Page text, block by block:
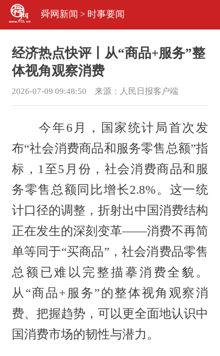
舜网新闻 > 时事要闻
经济热点快评丨从“商品+服务”整
体视角观察消费
2026-07-09 09:48:50 来源： 人民日报客户端
今年6月，国家统计局首次发
布“社会消费商品和服务零售总额”指
标，1至5月份，社会消费商品和服
务零售总额同比增长2.8%。这一统
计口径的调整，折射出中国消费结构
正在发生的深刻变革——消费不再简
单等同于“买商品”，社会消费品零售
总额已难以完整描摹消费全貌。
从“商品+服务”的整体视角观察消
费、把握趋势，可以更全面地认识中
国消费市场的韧性与潜力。